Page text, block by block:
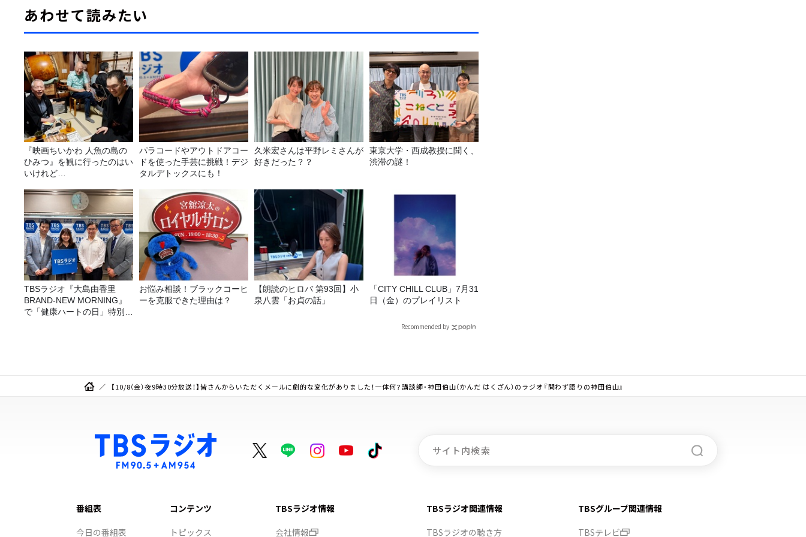
あわせて読みたい
『映画ちいかわ 人魚の島の
ひみつ』を観に行ったのはい
いけれど…
パラコードやアウトドアコー
ドを使った手芸に挑戦！デジ
タルデトックスにも！
久米宏さんは平野レミさんが
好きだった？？
東京大学・西成教授に聞く、
渋滞の謎！
TBSラジオ『大島由香里
BRAND-NEW MORNING』
で「健康ハートの日」特別企
お悩み相談！ブラックコーヒ
ーを克服できた理由は？
【朗読のヒロバ 第93回】小
泉八雲「お貞の話」
「CITY CHILL CLUB」7月31
日（金）のプレイリスト
Recommended by
【10/8（金）夜9時30分放送！】皆さんからいただくメールに劇的な変化がありました！一体何？講談師・神田伯山（かんだ はくざん）のラジオ『問わず語りの神田伯山』
番組表
今日の番組表
コンテンツ
トピックス
TBSラジオ情報
会社情報
TBSラジオ関連情報
TBSラジオの聴き方
TBSグループ関連情報
TBSテレビ